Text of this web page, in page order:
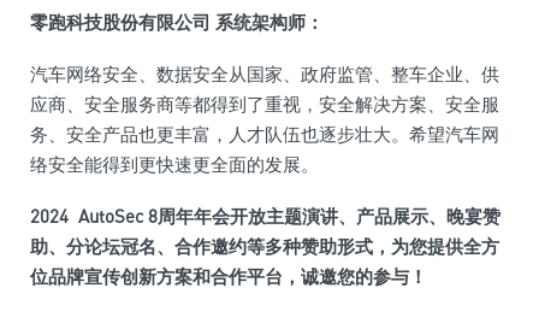
零跑科技股份有限公司 系统架构师：
汽车网络安全、数据安全从国家、政府监管、整车企业、供
应商、安全服务商等都得到了重视，安全解决方案、安全服
务、安全产品也更丰富，人才队伍也逐步壮大。希望汽车网
络安全能得到更快速更全面的发展。
2024 AutoSec 8周年年会开放主题演讲、产品展示、晚宴赞
助、分论坛冠名、合作邀约等多种赞助形式，为您提供全方
位品牌宣传创新方案和合作平台，诚邀您的参与！